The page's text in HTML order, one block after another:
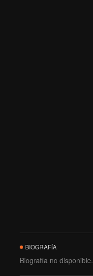
BIOGRAFÍA
Biografía no disponible.